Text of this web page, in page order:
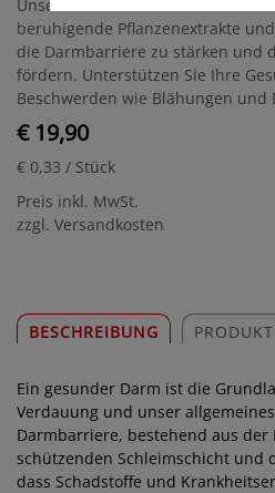
Unsere Darm Balance vereint
beruhigende Pflanzenextrakte
die Darmbarriere zu stärken und
fördern. Unterstützen Sie Ihre
Beschwerden wie Blähungen und
€ 19,90
€ 0,33 / Stück
Preis inkl. MwSt.
zzgl. Versandkosten
BESCHREIBUNG
Ein gesunder Darm ist die
Verdauung und unser
Darmbarriere, bestehend aus
schützenden Schleimschicht und
dass Schadstoffe und